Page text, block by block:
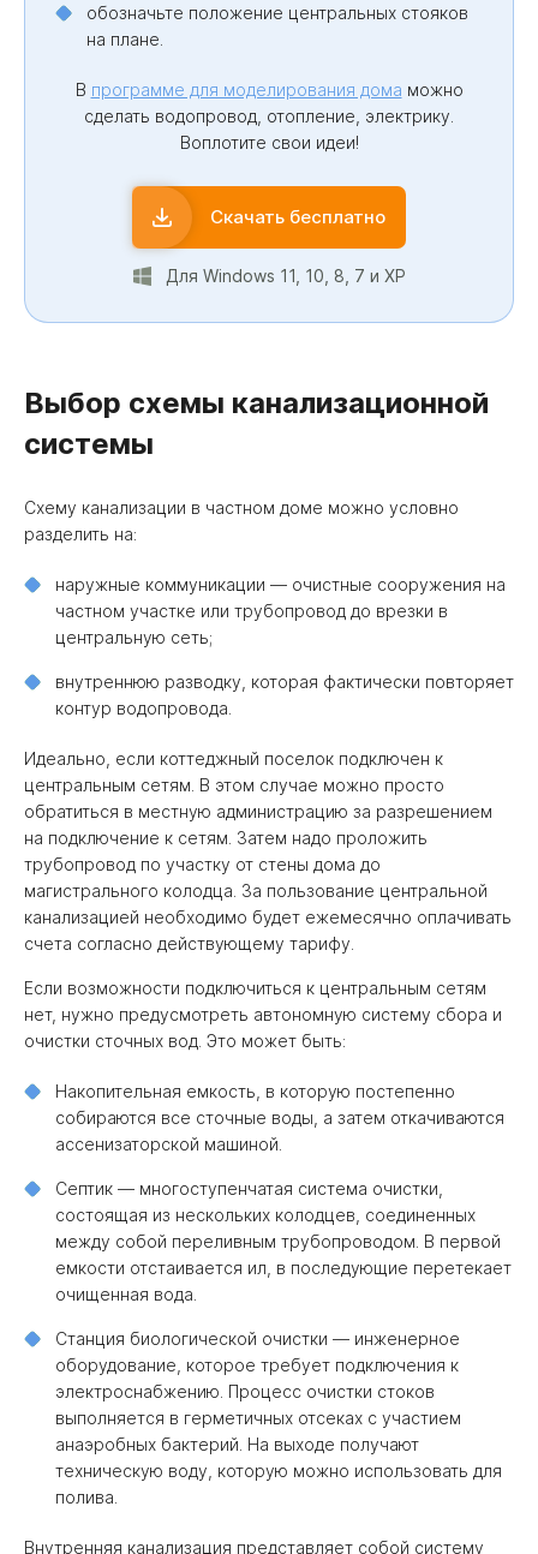
обозначьте положение центральных стояков
на плане.
В программе для моделирования дома можно
сделать водопровод, отопление, электрику.
Воплотите свои идеи!
Скачать бесплатно
Для Windows 11, 10, 8, 7 и XP
Выбор схемы канализационной
системы
Схему канализации в частном доме можно условно
разделить на:
наружные коммуникации — очистные сооружения на
частном участке или трубопровод до врезки в
центральную сеть;
внутреннюю разводку, которая фактически повторяет
контур водопровода.
Идеально, если коттеджный поселок подключен к
центральным сетям. В этом случае можно просто
обратиться в местную администрацию за разрешением
на подключение к сетям. Затем надо проложить
трубопровод по участку от стены дома до
магистрального колодца. За пользование центральной
канализацией необходимо будет ежемесячно оплачивать
счета согласно действующему тарифу.
Если возможности подключиться к центральным сетям
нет, нужно предусмотреть автономную систему сбора и
очистки сточных вод. Это может быть:
Накопительная емкость, в которую постепенно
собираются все сточные воды, а затем откачиваются
ассенизаторской машиной.
Септик — многоступенчатая система очистки,
состоящая из нескольких колодцев, соединенных
между собой переливным трубопроводом. В первой
емкости отстаивается ил, в последующие перетекает
очищенная вода.
Станция биологической очистки — инженерное
оборудование, которое требует подключения к
электроснабжению. Процесс очистки стоков
выполняется в герметичных отсеках с участием
анаэробных бактерий. На выходе получают
техническую воду, которую можно использовать для
полива.
Внутренняя канализация представляет собой систему